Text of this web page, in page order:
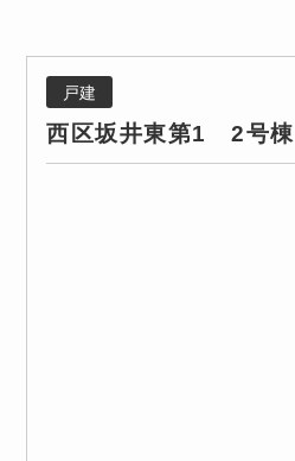
戸建
西区坂井東第1 2号棟